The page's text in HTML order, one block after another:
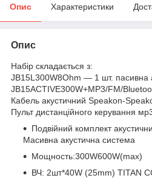
Опис Характеристики
Опис
Набір складається з:
JB15L300W8Ohm — 1 шт. пасивна
JB15ACTIVE300W+MP3/FM/
Кабель акустичний Speakon-
Пульт дистанційного керування
Подвійний комплект
Macивна акустична система
Мощность:300W600W(max)
ВЧ: 2шт*40W (25mm) TITAN